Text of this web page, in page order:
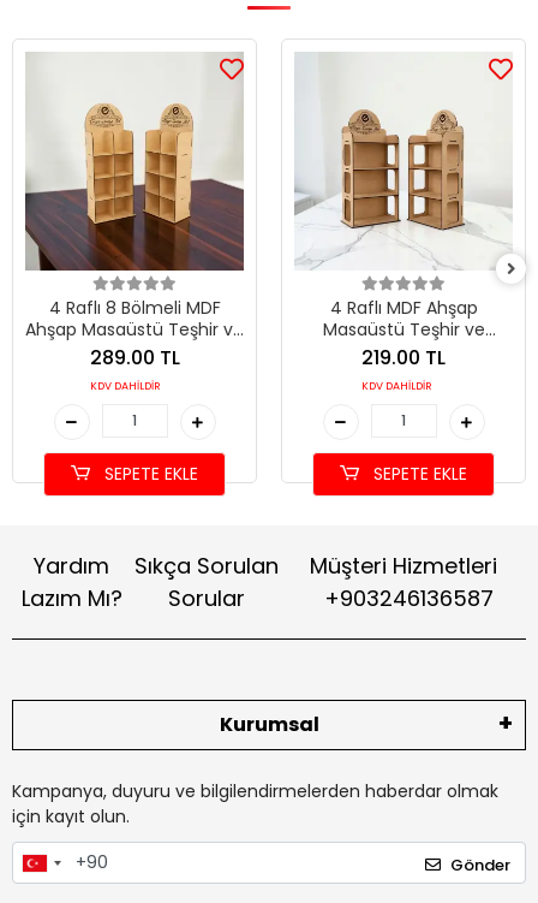
4 Raflı 8 Bölmeli MDF
Ahşap Masaüstü Teşhir ve
Organizer Standı
289.00 TL
KDV DAHİLDİR
SEPETE EKLE
4 Raflı MDF Ahşap
Masaüstü Teşhir ve
Organizer Standı
219.00 TL
KDV DAHİLDİR
SEPETE EKLE
Yardım
Lazım Mı?
Sıkça Sorulan
Sorular
Müşteri Hizmetleri
+903246136587
Kurumsal
Kampanya, duyuru ve bilgilendirmelerden haberdar olmak
için kayıt olun.
Gönder